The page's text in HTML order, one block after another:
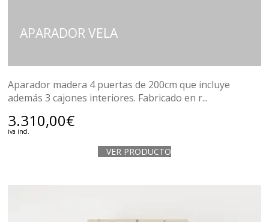
APARADOR VELA
Aparador madera 4 puertas de 200cm que incluye
además 3 cajones interiores. Fabricado en r...
3.310,00€
iva incl.
VER PRODUCTO